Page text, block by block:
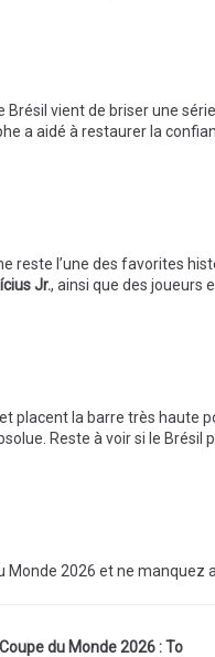
Brésil vient de briser une
a aidé à restaurer la
reste l’une des favorites
Jr., ainsi que des joueurs
placent la barre très haute
Reste à voir si le
Monde 2026 et ne
du Monde 2026 : To